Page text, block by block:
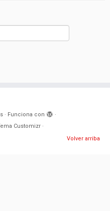
· Funciona con
·
Customizr ·
Volver arriba